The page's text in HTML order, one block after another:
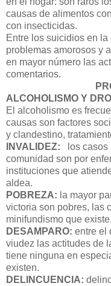
causas de alimentos
con insecticidas.
Entre los suicidios en
problemas amorosos y
en mayor número las
comentarios.
ALCOHOLISMO Y
El alcoholismo es
causas son factores
y clandestino,
INVALIDEZ: los casos
comunidad son por
instituciones que
aldea.
POBREZA: la mayor
victoria son pobres, las
minifundismo que
DESAMPARO: entre el
viudez las actitudes de
tiene ninguna en
existen.
DELINCUENCIA: